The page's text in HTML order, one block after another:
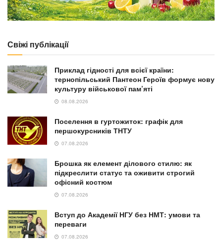
Свіжі публікації
Приклад гідності для всієї країни:
тернопільський Пантеон Героїв формує нову
культуру військової пам’яті
08.08.2026
Поселення в гуртожиток: графік для
першокурсників ТНТУ
07.08.2026
Брошка як елемент ділового стилю: як
підкреслити статус та оживити строгий
офісний костюм
07.08.2026
Вступ до Академії НГУ без НМТ: умови та
переваги
07.08.2026